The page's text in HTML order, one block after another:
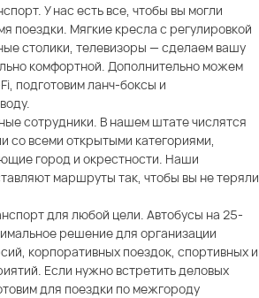
У нас есть все, чтобы вы могли
поездки. Мягкие кресла с регулировкой
столики, телевизоры — сделаем вашу
комфортной. Дополнительно можем
подготовим ланч-боксы и
сотрудники. В нашем штате числятся
со всеми открытыми категориями,
город и окрестности. Наши
маршруты так, чтобы вы не теряли
для любой цели. Автобусы на 25-
решение для организации
корпоративных поездок, спортивных и
Если нужно встретить деловых
для поездки по межгороду